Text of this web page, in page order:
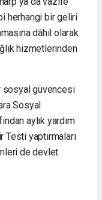
herhangi bir geliri
dâhil olarak
hizmetlerinden
sosyal güvencesi
Sosyal
aylık yardım
Testi yaptırmaları
de devlet